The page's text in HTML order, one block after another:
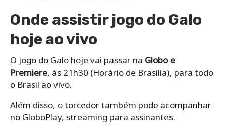
Onde assistir jogo do Galo
hoje ao vivo
O jogo do Galo hoje vai passar na Globo e
Premiere, às 21h30 (Horário de Brasília), para todo
o Brasil ao vivo.
Além disso, o torcedor também pode acompanhar
no GloboPlay, streaming para assinantes.